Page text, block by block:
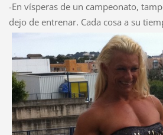
-En vísperas de un campeonato,
dejo de entrenar. Cada cosa a su